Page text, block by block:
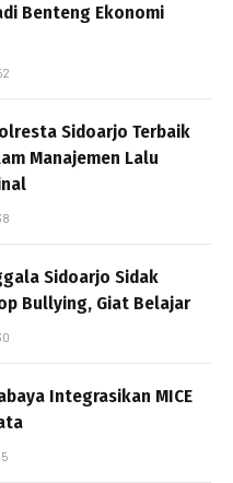
Benteng Ekonomi
Sidoarjo Terbaik
Manajemen Lalu
Sidoarjo Sidak
Bullying, Giat Belajar
Integrasikan MICE